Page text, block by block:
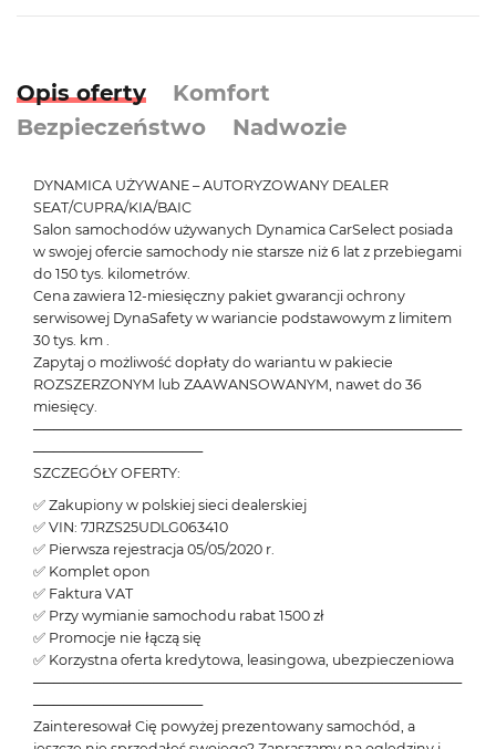
Opis oferty
Komfort
Bezpieczeństwo
Nadwozie
DYNAMICA UŻYWANE – AUTORYZOWANY DEALER
SEAT/CUPRA/KIA/BAIC
Salon samochodów używanych Dynamica CarSelect posiada
w swojej ofercie samochody nie starsze niż 6 lat z przebiegami
do 150 tys. kilometrów.
Cena zawiera 12-miesięczny pakiet gwarancji ochrony
serwisowej DynaSafety w wariancie podstawowym z limitem
30 tys. km .
Zapytaj o możliwość dopłaty do wariantu w pakiecie
ROZSZERZONYM lub ZAAWANSOWANYM, nawet do 36
miesięcy.
───────────────────────────────────────────
─────────────────
SZCZEGÓŁY OFERTY:
✅ Zakupiony w polskiej sieci dealerskiej
✅ VIN: 7JRZS25UDLG063410
✅ Pierwsza rejestracja 05/05/2020 r.
✅ Komplet opon
✅ Faktura VAT
✅ Przy wymianie samochodu rabat 1500 zł
✅ Promocje nie łączą się
✅ Korzystna oferta kredytowa, leasingowa, ubezpieczeniowa
───────────────────────────────────────────
─────────────────
Zainteresował Cię powyżej prezentowany samochód, a